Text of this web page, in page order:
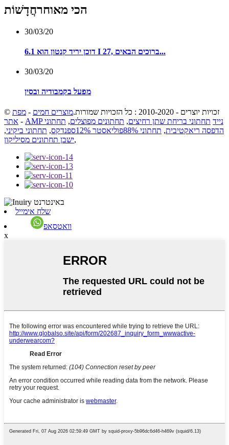
הכי מאוחרחֲדָשׁוֹת
30/03/20
דוכן יריד קנטון הוא 6.1 I 27, ברוכים הבאים...
30/03/20
מפעל בקמבודיה ובסין
© זכויות יוצרים - 2010-2020 : כל הזכויות שמורות. מוצרים חמים - מפת
אתר - AMP נייד תחתוני בריחת שתן רחיצים, תחתונים מפוצלים, תחתוני
הדפסה ריאקטיבית, תחתוני 88%פוליאסטר 12%ספנדקס , תחתוני ביקיני,
ישבן תחתונים מסיליקון,
שלח אימייל
וואטסאפ
x